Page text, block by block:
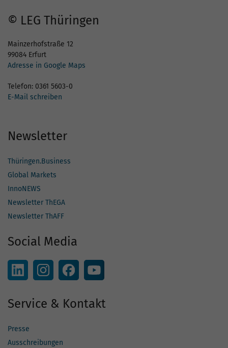
© LEG Thüringen
Mainzerhofstraße 12
99084 Erfurt
Adresse in Google Maps
Telefon: 0361 5603-0
E-Mail schreiben
Newsletter
Thüringen.Business
Global Markets
InnoNEWS
Newsletter ThEGA
Newsletter ThAFF
Social Media
Service & Kontakt
Presse
Ausschreibungen